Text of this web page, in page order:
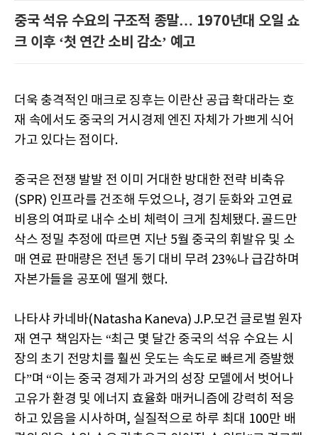
중국 석유 수요의 구조적 종말… 1970년대 오일 쇼
크 이후 ‘첫 연간 소비 감소’ 예고
더욱 충격적인 매크로 징후는 이란산 공급 확대라는 호
재 속에서도 중국의 거시경제 엔진 자체가 가쁘게 식어
가고 있다는 점이다.
중국은 전쟁 발발 전 이미 거대한 방대한 전략 비축유
(SPR) 인프라를 건조해 두었으나, 경기 둔화와 고연료
비용의 여파로 내수 소비 체력이 크게 침체됐다. 골드만
삭스 정밀 추정에 따르면 지난 5월 중국의 휘발유 및 소
매 연료 판매량은 전년 동기 대비 무려 23%나 급감하며
자본가들을 공포에 떨게 했다.
나타샤 카네바(Natasha Kaneva) J.P.모건 글로벌 원자
재 연구 책임자는 “최근 몇 달간 중국의 석유 수요는 시
장의 초기 전망치를 훨씬 웃도는 속도로 빠르게 증발했
다”며 “이는 중국 경제가 과거의 성장 모델에서 벗어나
고유가 환경 및 에너지 효율화 매커니즘에 강력히 적응
하고 있음을 시사하며, 실질적으로 하루 최대 100만 배